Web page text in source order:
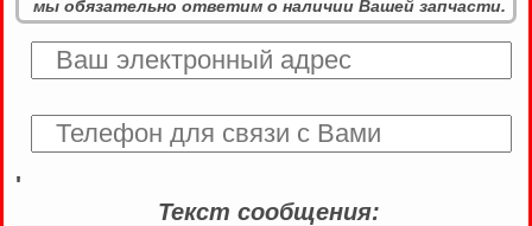
мы обязательно ответим о наличии Вашей запчасти.
'
Текст сообщения: